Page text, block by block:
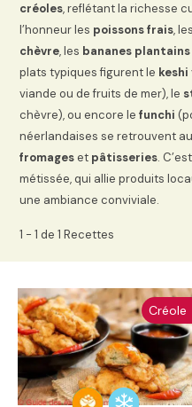
créoles, reflétant la richesse
l’honneur les poissons frais,
chèvre, les bananes plantains
plats typiques figurent le keshi
viande ou de fruits de mer), le
chèvre), ou encore lefunchi
néerlandaises se retrouvent
fromageset pâtisseries.
métissée, qui allie produits
une ambiance conviviale.
1 - 1 de 1 Recettes
Créole